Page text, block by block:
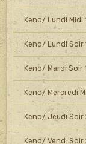
Keno/ Lundi Midi
Keno/ Lundi Soir
Keno/ Mardi Soir
Keno/ Mercredi
Keno/ Jeudi Soir
Keno/ Vend. Soir